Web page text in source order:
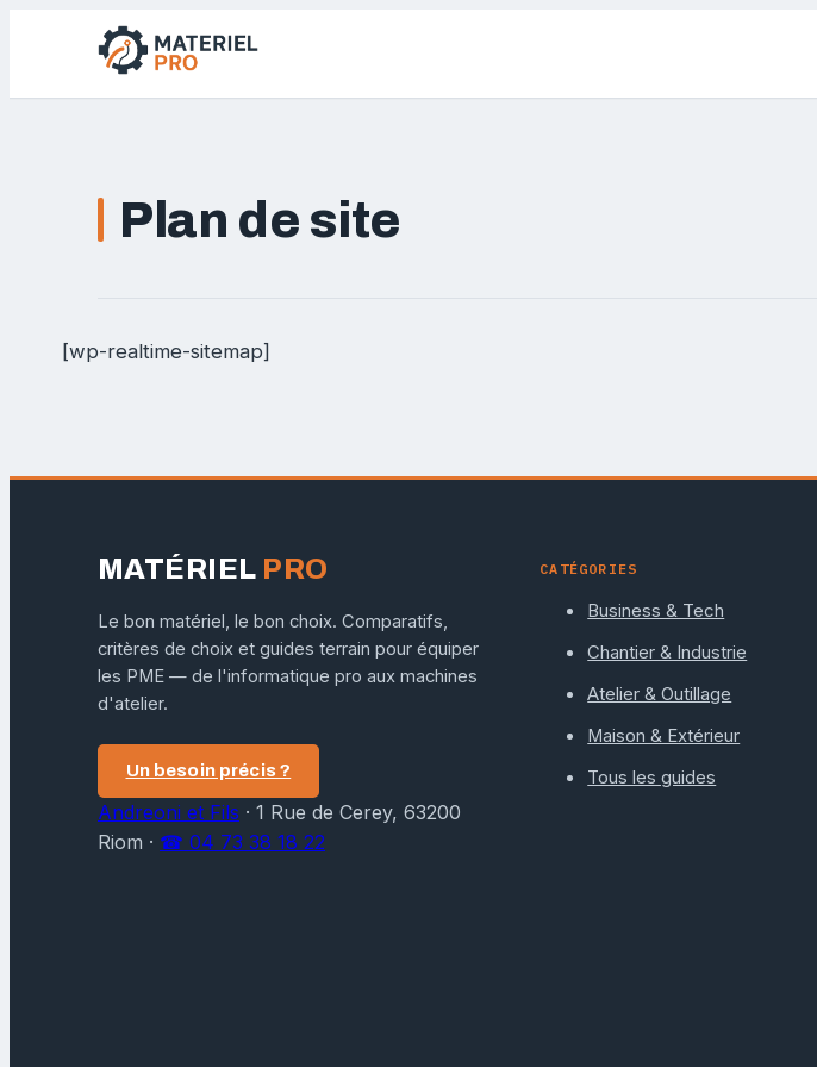
Plan de site
[wp-realtime-sitemap]
MATÉRIEL PRO
Le bon matériel, le bon choix. Comparatifs,
critères de choix et guides terrain pour équiper
les PME — de l'informatique pro aux machines
d'atelier.
Un besoin précis ?
Andreoni et Fils · 1 Rue de Cerey, 63200
Riom · ☎ 04 73 38 18 22
CATÉGORIES
Business & Tech
Chantier & Industrie
Atelier & Outillage
Maison & Extérieur
Tous les guides